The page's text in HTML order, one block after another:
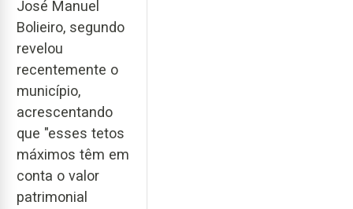
José Manuel
Bolieiro, segundo
revelou
recentemente o
município,
acrescentando
que "esses tetos
máximos têm em
conta o valor
patrimonial